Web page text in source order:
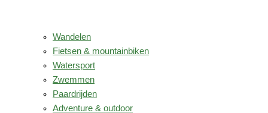
Wandelen
Fietsen & mountainbiken
Watersport
Zwemmen
Paardrijden
Adventure & outdoor